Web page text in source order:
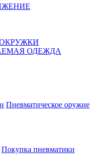
ОДЕЖДА
Пневматическое оружие
Покупка пневматики